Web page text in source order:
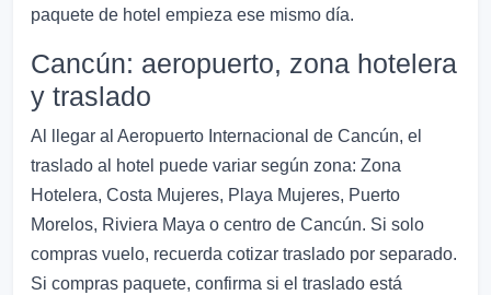
paquete de hotel empieza ese mismo día.
Cancún: aeropuerto, zona hotelera
y traslado
Al llegar al Aeropuerto Internacional de Cancún, el
traslado al hotel puede variar según zona: Zona
Hotelera, Costa Mujeres, Playa Mujeres, Puerto
Morelos, Riviera Maya o centro de Cancún. Si solo
compras vuelo, recuerda cotizar traslado por separado.
Si compras paquete, confirma si el traslado está